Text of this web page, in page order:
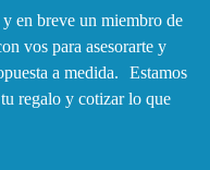
en breve un miembro de
vos para asesorarte y
a medida. Estamos
regalo y cotizar lo que